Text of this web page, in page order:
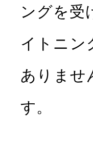
ングを受
イトニン
ありませ
す。